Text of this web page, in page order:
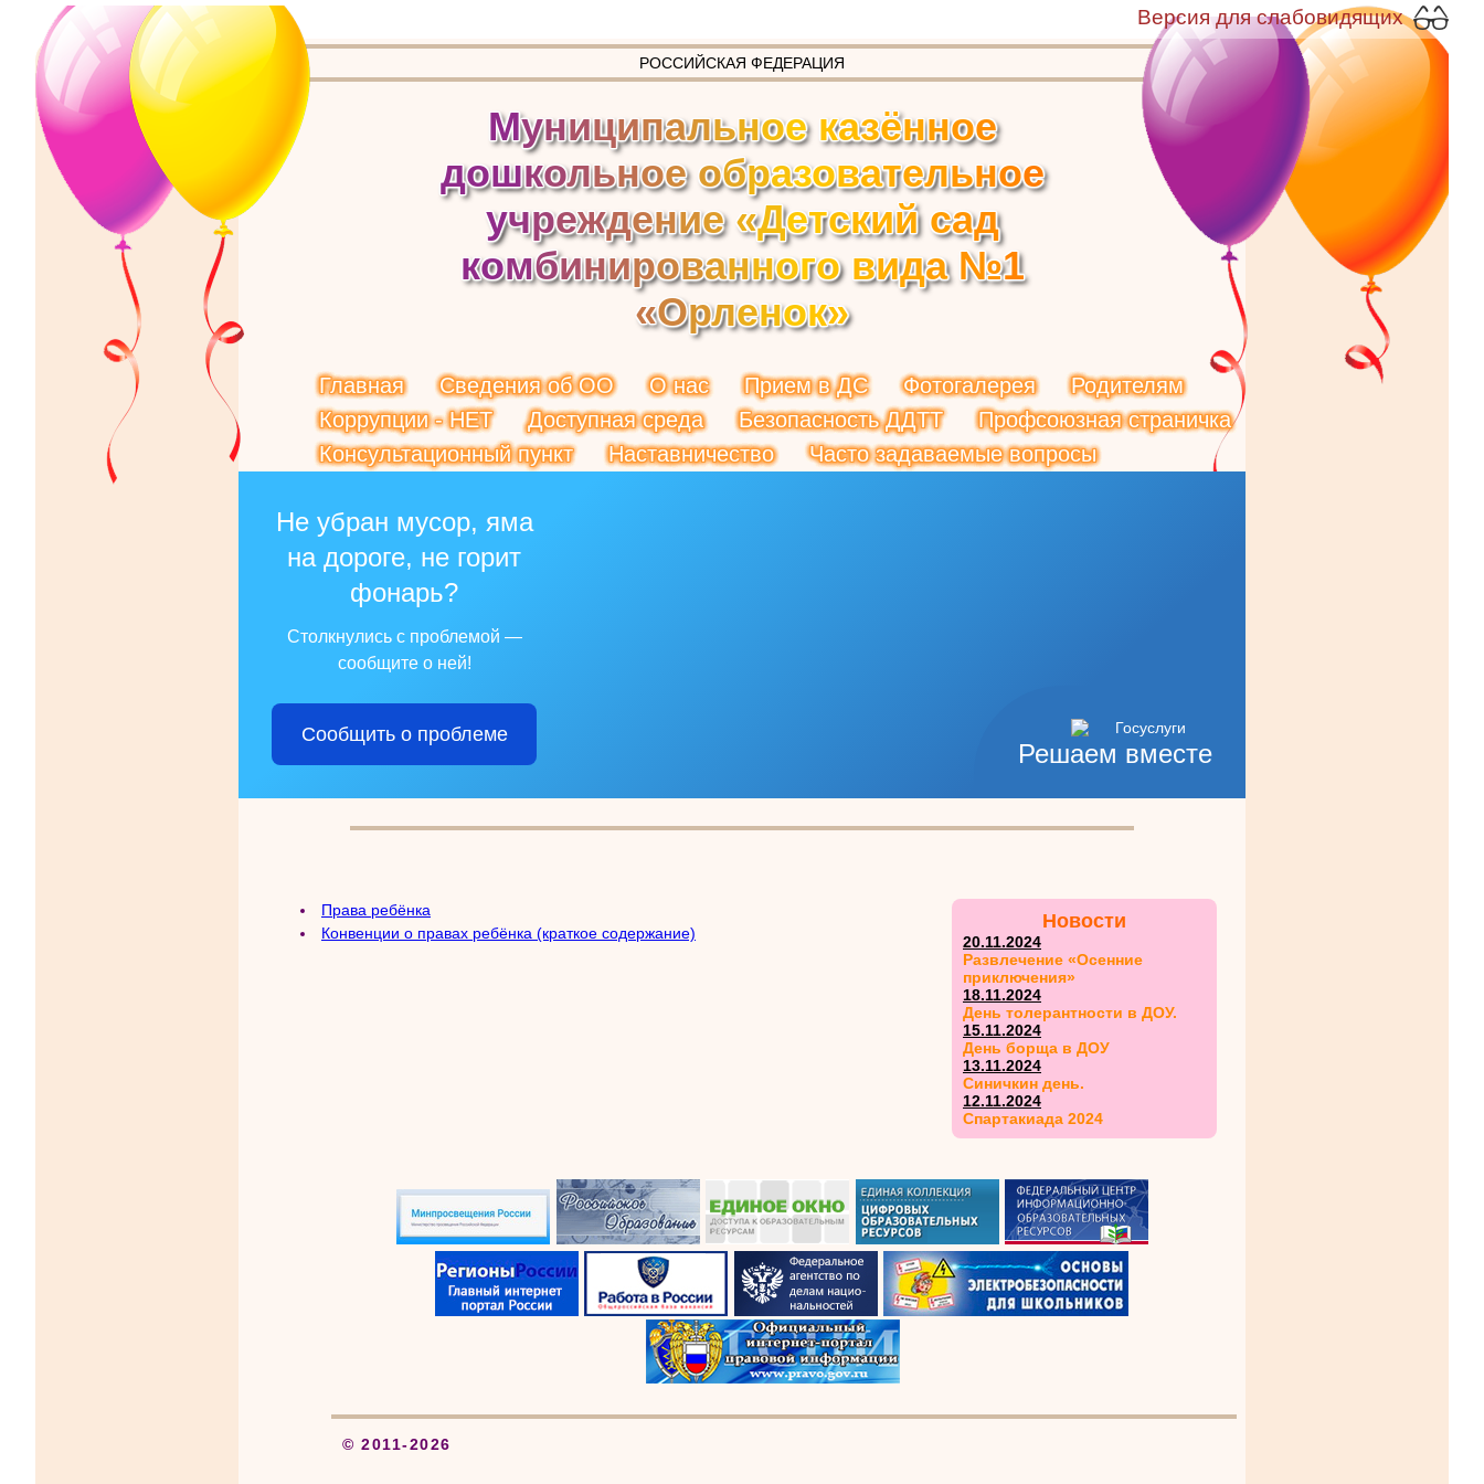
Версия для слабовидящих
РОССИЙСКАЯ ФЕДЕРАЦИЯ
Муниципальное казённое
дошкольное образовательное
учреждение «Детский сад
комбинированного вида №1
«Орленок»
Главная Сведения об ОО О нас Прием в ДС Фотогалерея
Родителям
Коррупции - НЕТ
Доступная среда Безопасность ДДТТ
Профсоюзная страничка
Консультационный пункт
Наставничество Часто задаваемые вопросы
Решаем вместе
Не убран мусор, яма
на дороге, не горит
фонарь?
Столкнулись с проблемой —
сообщите о ней!
Сообщить о проблеме
Права ребёнка
Конвенции о правах ребёнка (краткое содержание)
Новости
20.11.2024
Развлечение «Осенние
приключения»
18.11.2024
День толерантности в ДОУ.
15.11.2024
День борща в ДОУ
13.11.2024
Синичкин день.
12.11.2024
Спартакиада 2024
© 2011-2026